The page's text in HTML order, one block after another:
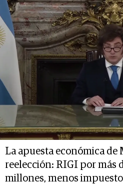
La apuesta económica de
reelección: RIGI por más
millones, menos